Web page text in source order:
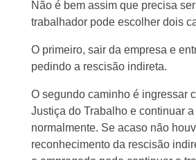
Não é bem assim que precisa
trabalhador pode escolher dois
O primeiro, sair da empresa e
pedindo a rescisão indireta.
O segundo caminho é ingressar
Justiça do Trabalho e continuar
normalmente. Se acaso não
reconhecimento da rescisão